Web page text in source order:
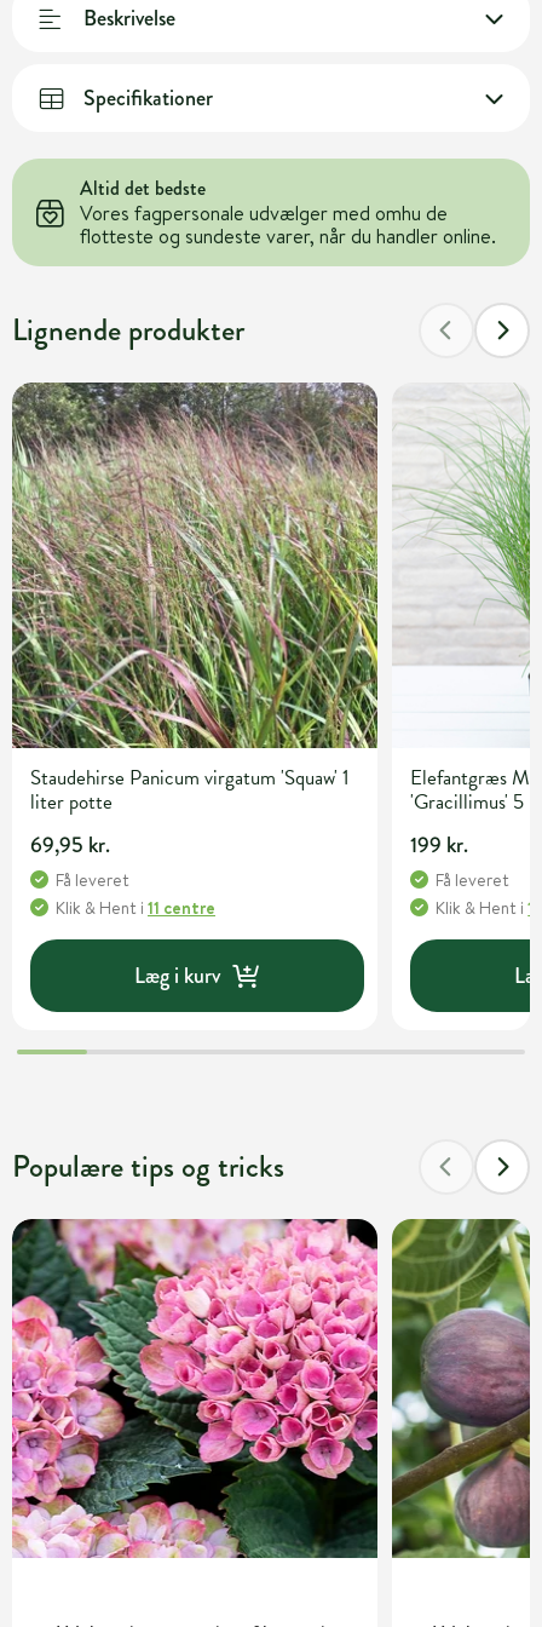
Beskrivelse
Specifikationer
Altid det bedste
Vores fagpersonale udvælger med omhu de
flotteste og sundeste varer, når du handler online.
Lignende produkter
Staudehirse Panicum virgatum 'Squaw' 1
liter potte
69,95 kr.
Få leveret
Klik & Hent i 11 centre
Læg i kurv
Elefantgræs
'Gracillimus' 5
199 kr.
Få leveret
Klik & Hent i
Populære tips og tricks